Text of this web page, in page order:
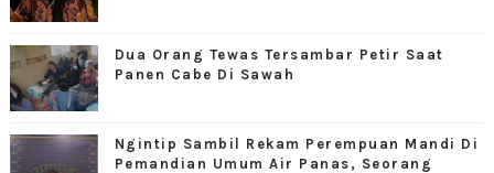
Dua Orang Tewas Tersambar Petir Saat
Panen Cabe Di Sawah
Ngintip Sambil Rekam Perempuan Mandi Di
Pemandian Umum Air Panas, Seorang